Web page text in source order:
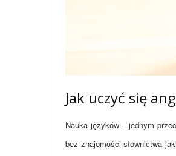
Jak uczyć się
Nauka języków – jednym
bez znajomości słownictwa